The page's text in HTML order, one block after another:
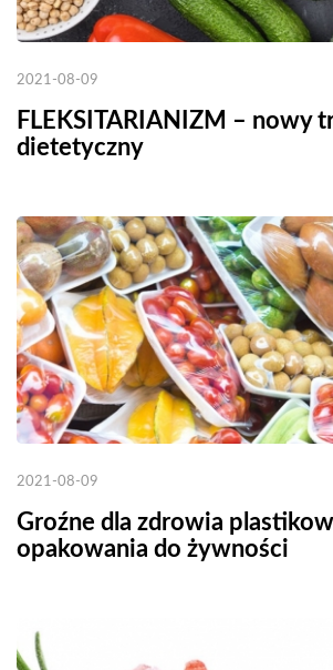
2021-08-09
FLEKSITARIANIZM – nowy
dietetyczny
2021-08-09
Groźne dla zdrowia
opakowania do żywności